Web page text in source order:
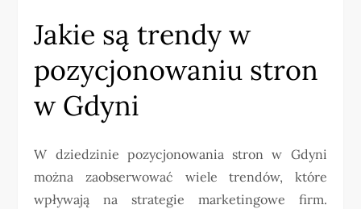
Jakie są trendy w
pozycjonowaniu stron
w Gdyni
W dziedzinie pozycjonowania stron w Gdyni
można zaobserwować wiele trendów, które
wpływają na strategie marketingowe firm.